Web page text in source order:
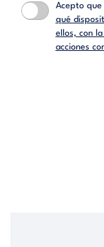
Acepto que
qué
ellos, con
acciones